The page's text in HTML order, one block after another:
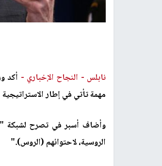
نابلس - النجاح الإخباري - أكد
مهمة تأتي في إطار
وأضاف أسبر في تصرح لشبكة
الروسية، لاحتوائهم (الروس)".